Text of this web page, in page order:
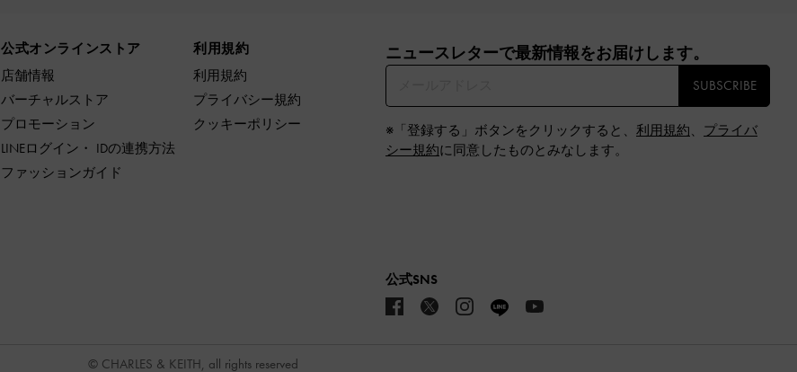
公式オンラインストア
店舗情報
バーチャルストア
プロモーション
LINEログイン・ IDの連携方法
ファッションガイド
利用規約
利用規約
プライバシー規約
クッキーポリシー
ニュースレターで最新情報をお届けします。​
SUBSCRIBE
※「登録する」ボタンをクリックすると、 利用規約、 プライバ
シー規約に同意したものとみなします。
公式SNS
© CHARLES & KEITH, all rights reserved